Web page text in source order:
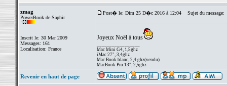
zmag
PowerBook de Saphir
Inscrit le: 30 Mar 2009
Messages: 161
Localisation: France
Post� le: Dim 25 D�c 2016 à 12:04 Sujet du message:
Joyeux Noël à tous
Mac Mini G4, 1,5ghz
iMac 27", 3,4ghz
Mac Book blanc, 2,4 ghz(vendu)
MacBook Pro 13", 2,5ghz
Revenir en haut de page